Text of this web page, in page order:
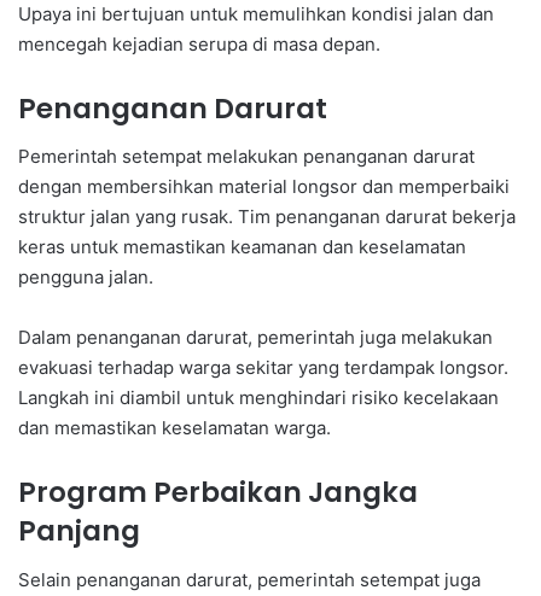
Upaya ini bertujuan untuk memulihkan kondisi jalan dan
mencegah kejadian serupa di masa depan.
Penanganan Darurat
Pemerintah setempat melakukan penanganan darurat
dengan membersihkan material longsor dan memperbaiki
struktur jalan yang rusak. Tim penanganan darurat bekerja
keras untuk memastikan keamanan dan keselamatan
pengguna jalan.
Dalam penanganan darurat, pemerintah juga melakukan
evakuasi terhadap warga sekitar yang terdampak longsor.
Langkah ini diambil untuk menghindari risiko kecelakaan
dan memastikan keselamatan warga.
Program Perbaikan Jangka
Panjang
Selain penanganan darurat, pemerintah setempat juga